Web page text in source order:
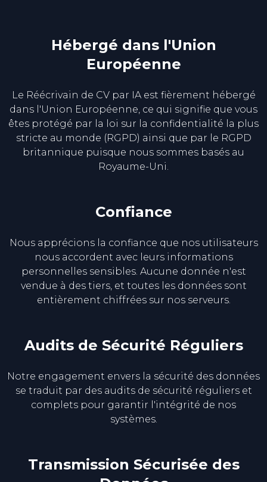
Hébergé dans l'Union
Européenne
Le Réécrivain de CV par IA est fièrement hébergé
dans l'Union Européenne, ce qui signifie que vous
êtes protégé par la loi sur la confidentialité la plus
stricte au monde (RGPD) ainsi que par le RGPD
britannique puisque nous sommes basés au
Royaume-Uni.
Confiance
Nous apprécions la confiance que nos utilisateurs
nous accordent avec leurs informations
personnelles sensibles. Aucune donnée n'est
vendue à des tiers, et toutes les données sont
entièrement chiffrées sur nos serveurs.
Audits de Sécurité Réguliers
Notre engagement envers la sécurité des données
se traduit par des audits de sécurité réguliers et
complets pour garantir l'intégrité de nos
systèmes.
Transmission Sécurisée des